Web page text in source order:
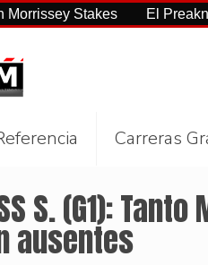
Stakes El Preakness
Carreras
S. (G1): Tanto
ausentes